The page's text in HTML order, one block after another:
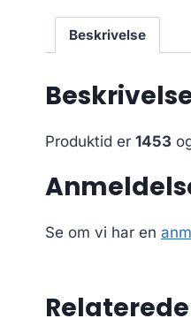
Beskrivelse
Produktid er 1453
Se om vi har en